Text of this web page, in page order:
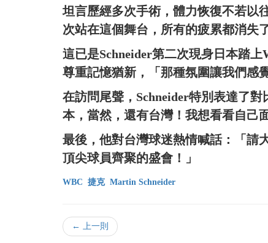
坦言歷經多次手術，體力恢復不若以
次站在這個舞台，所有的疲累都消失了
這已是Schneider第二次現身日本踏
尊重記憶猶新，「那種氛圍讓我們感
在訪問尾聲，Schneider特別表達了
本，當然，還有台灣！我想看看自己
最後，他對台灣球迷熱情喊話：「請
頂尖球員齊聚的盛會！」
WBC 捷克 Martin Schneider
← 上一則